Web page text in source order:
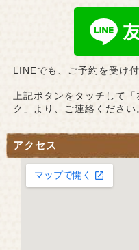
LINEでも、ご予約を受け
上記ボタンをタッチして
ク」より、ご連絡ください
アクセス